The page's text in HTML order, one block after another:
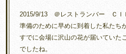
2015/9/13 ＠レストランバー ＣＩ
準備のために早めに到着した私たち
すでに会場に沢山の花が届いていた
でしたね。